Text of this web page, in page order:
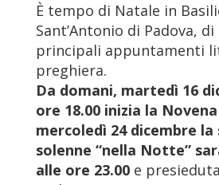
È tempo di Natale in
Sant’Antonio di Padova,
principali appuntamenti
preghiera.
Da domani, martedì 16
ore 18.00 inizia la
mercoledì 24 dicembre la
solenne “nella Notte”
alle ore 23.00 e